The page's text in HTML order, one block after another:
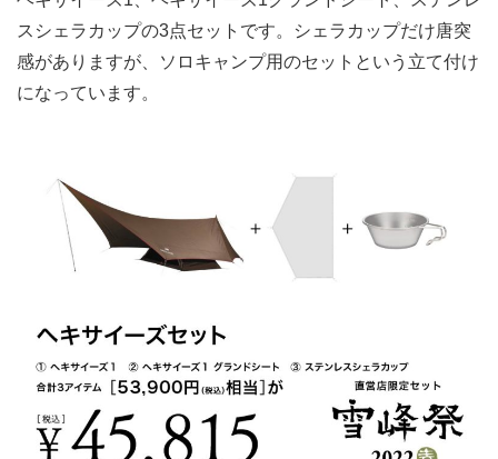
スシェラカップの3点セットです。シェラカップだけ唐突
感がありますが、ソロキャンプ用のセットという立て付け
になっています。